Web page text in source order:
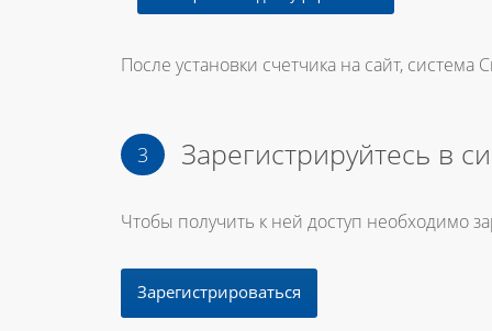
После установки счетчика на сайт, система
Зарегистрируйтесь в
Чтобы получить к ней доступ необходимо
Зарегистрироваться